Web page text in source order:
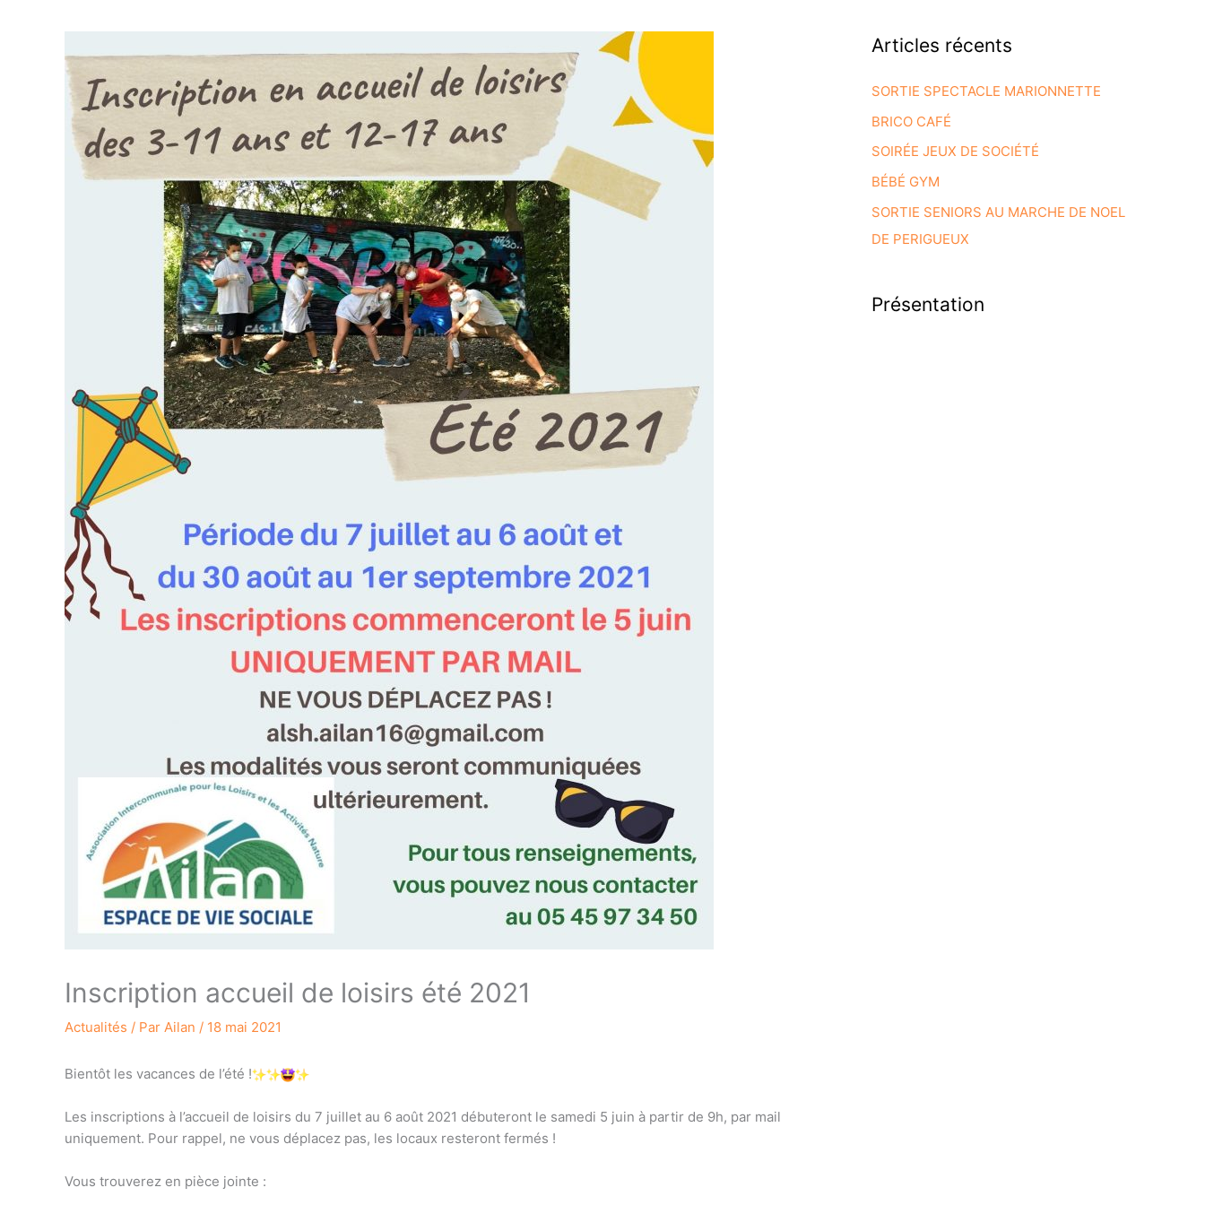
Inscription accueil de loisirs été 2021
Actualités / Par Ailan / 18 mai 2021
Bientôt les vacances de l’été !
Les inscriptions à l’accueil de loisirs du 7 juillet au 6 août 2021 débuteront le samedi 5 juin à partir de 9h, par mail
uniquement. Pour rappel, ne vous déplacez pas, les locaux resteront fermés !
Vous trouverez en pièce jointe :
Articles récents
SORTIE SPECTACLE MARIONNETTE
BRICO CAFÉ
SOIRÉE JEUX DE SOCIÉTÉ
BÉBÉ GYM
SORTIE SENIORS AU MARCHE DE NOEL
DE PERIGUEUX
Présentation